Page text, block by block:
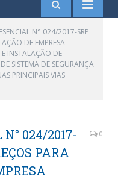
N° 024/2017-SRP
DE EMPRESA
INSTALAÇÃO DE
SISTEMA DE SEGURANÇA
PRINCIPAIS VIAS
N° 024/2017-
PARA
0